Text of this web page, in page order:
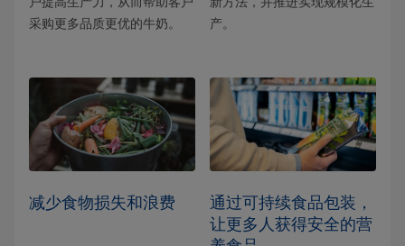
采购更多品质更优的牛奶。
产。
减少食物损失和浪费
通过可持续食品包装，
让更多人获得安全的营